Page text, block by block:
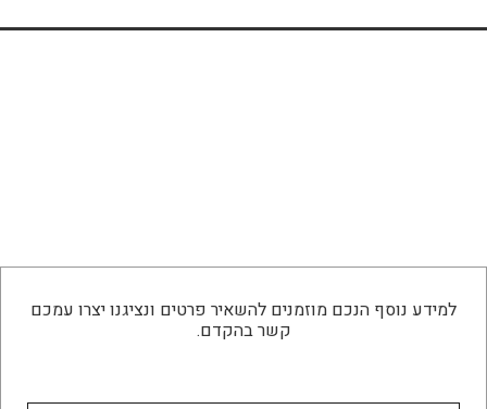
למידע נוסף הנכם מוזמנים להשאיר פרטים ונציגנו יצרו עמכם
קשר בהקדם.